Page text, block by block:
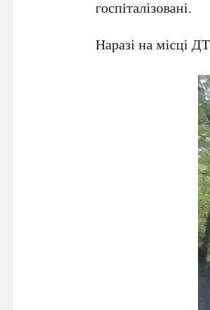
госпіталізовані.
Наразі на місці